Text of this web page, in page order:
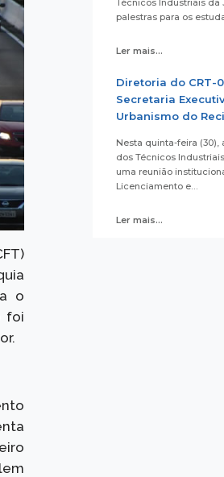
o
foi
Técnicos Industriais da
palestras para os
Ler mais...
Diretoria do CRT-
Secretaria
Urbanismo do
Nesta quinta-feira (30),
dos Técnicos
uma reunião
Licenciamento e…
Ler mais...